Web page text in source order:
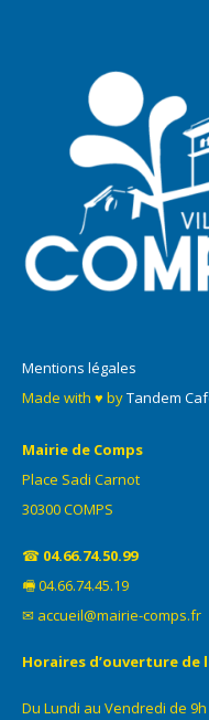
Mentions légales
Made with ♥ byTandem
Mairie de Comps
Place Sadi Carnot
30300 COMPS
☎ 04.66.74.50.99
🖷 04.66.74.45.19
✉ accueil@mairie-comps.fr
Horaires d’ouverture de
Du Lundi au Vendredi de